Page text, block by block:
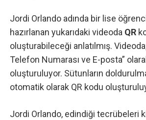
Jordi Orlando adında bir lise
hazırlanan yukarıdaki videoda QR
oluşturabileceği anlatılmış.
Telefon Numarası ve E-posta”
oluşturuluyor. Sütunların
otomatik olarak QR kodu
Jordi Orlando, edindiği tecrübeleri